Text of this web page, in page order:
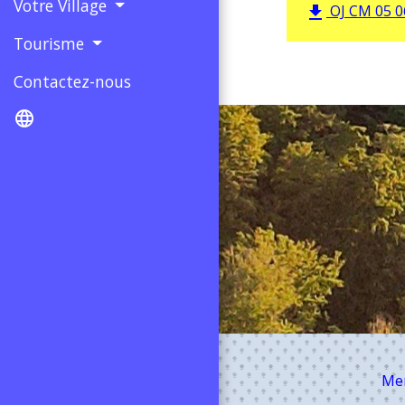
Votre Village
Tourisme
Contactez-nous
language
file_download OJ CM 05